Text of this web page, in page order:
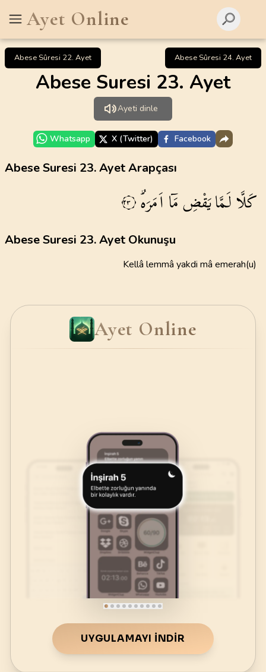
Ayet Online
Abese Sûresi 22. Ayet Abese Sûresi 24. Ayet
Abese Suresi 23. Ayet
Ayeti dinle
Whatsapp X (Twitter) Facebook
Abese Suresi 23. Ayet Arapçası
كَلَّالَمَّايَقْضِمَٓااَمَرَهُۜ ٢٣
Abese Suresi 23. Ayet Okunuşu
Kellâ lemmâ yakdi mâ emerah(u)
Ayet Online
UYGULAMAYI İNDIR